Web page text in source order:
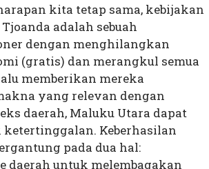
kita tetap sama, kebijakan
adalah sebuah
dengan menghilangkan
(gratis) dan merangkul semua
memberikan mereka
yang relevan dengan
daerah, Maluku Utara dapat
Keberhasilan
pada dua hal:
daerah untuk melembagakan